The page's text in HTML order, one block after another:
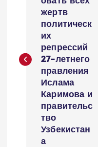
n
жертв
политическ
их
репрессий
27-летнего
правления
Ислама
Каримова и
правительс
тво
Узбекистан
а